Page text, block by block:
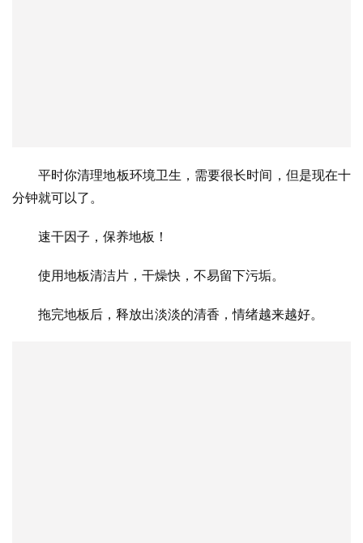
平时你清理地板环境卫生，需要很长时间，但是现在十
分钟就可以了。
速干因子，保养地板！
使用地板清洁片，干燥快，不易留下污垢。
拖完地板后，释放出淡淡的清香，情绪越来越好。